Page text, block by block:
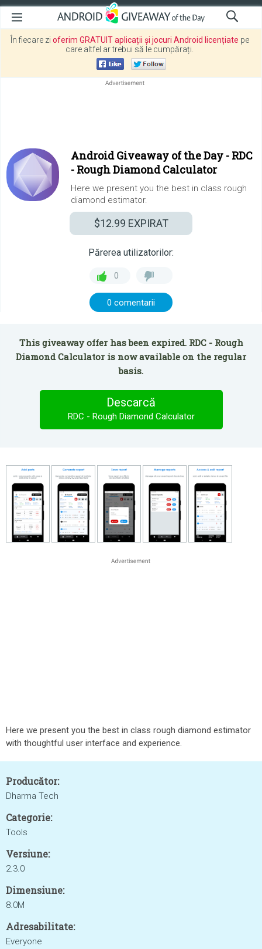
În fiecare zi oferim GRATUIT aplicații și jocuri Android licențiate pe
care altfel ar trebui să le cumpărați.
Android Giveaway of the Day - RDC
- Rough Diamond Calculator
Here we present you the best in class rough
diamond estimator.
$12.99 EXPIRAT
Părerea utilizatorilor:
0
0 comentarii
This giveaway offer has been expired. RDC - Rough
Diamond Calculator is now available on the regular
basis.
Descarcă
RDC - Rough Diamond Calculator
Here we present you the best in class rough diamond estimator
with thoughtful user interface and experience.
Producător:
Dharma Tech
Categorie:
Tools
Versiune:
2.3.0
Dimensiune:
8.0M
Adresabilitate:
Everyone